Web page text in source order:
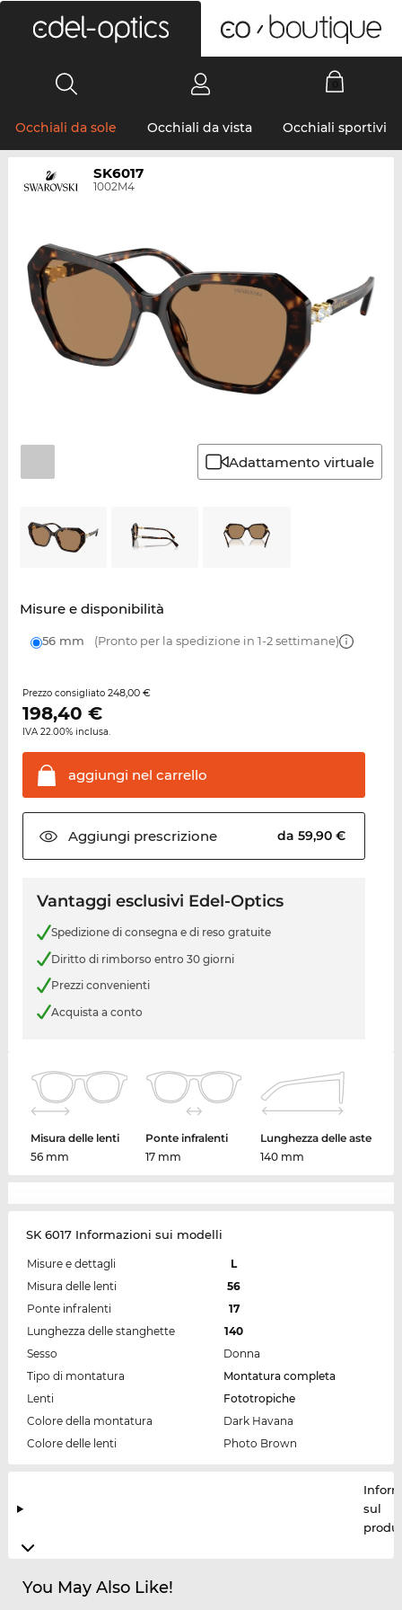
Occhiali da sole Occhiali da vista Occhiali sportivi
SK6017
1002M4
Adattamento virtuale
Misure e disponibilità
56 mm (Pronto per la spedizione in 1-2 settimane)
Prezzo consigliato 248,00 €
198,40 €
IVA 22.00% inclusa.
aggiungi nel carrello
Aggiungi prescrizione da 59,90 €
Vantaggi esclusivi Edel-Optics
Spedizione di consegna e di reso gratuite
Diritto di rimborso entro 30 giorni
Prezzi convenienti
Acquista a conto
Misura delle lenti
56 mm
Ponte infralenti
17 mm
Lunghezza delle aste
140 mm
SK 6017 Informazioni sui modelli
Misure e dettagli
L
Misura delle lenti
56
Ponte infralenti
17
Lunghezza delle stanghette
140
Sesso
Donna
Tipo di montatura
Montatura completa
Lenti
Fototropiche
Colore della montatura
Dark Havana
Colore delle lenti
Photo Brown
sul
You May Also Like!